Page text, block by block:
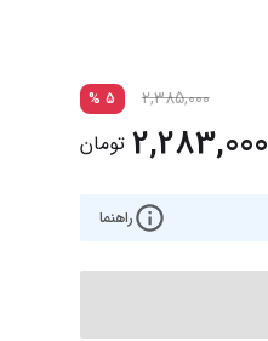
2,385,000
5
%
2,283,000 تومان
راهنما